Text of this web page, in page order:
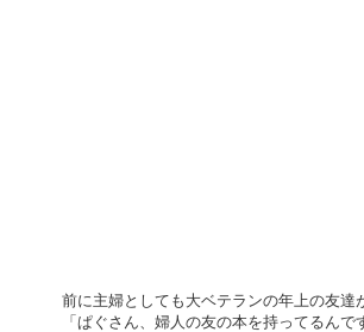
前に主婦としても大ベテランの年上の友達
「ぱぐさん、婦人の友の本を持ってるんで